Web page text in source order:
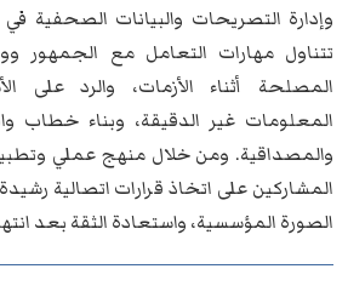
وإدارة التصريحات والبيانات الصحفية
تتناول مهارات التعامل مع الجمهور
المصلحة أثناء الأزمات، والرد على
المعلومات غير الدقيقة، وبناء خطاب
والمصداقية. ومن خلال منهج عملي
المشاركين على اتخاذ قرارات اتصالية
الصورة المؤسسية، واستعادة الثقة بعد